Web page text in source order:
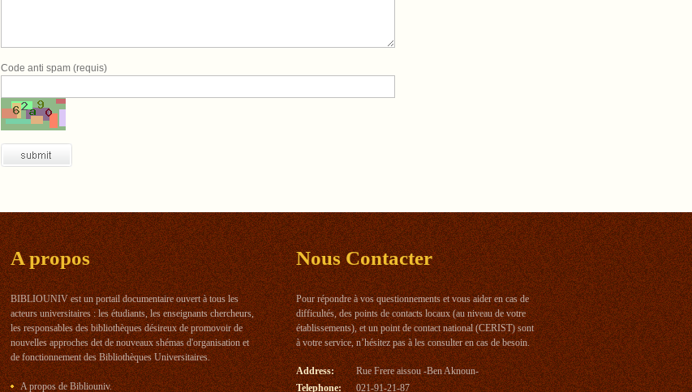
Code anti spam (requis)
A propos
BIBLIOUNIV est un portail documentaire ouvert à tous les
acteurs universitaires : les étudiants, les enseignants chercheurs,
les responsables des bibliothèques désireux de promovoir de
nouvelles approches det de nouveaux shémas d'organisation et
de fonctionnement des Bibliothèques Universitaires.
A propos de Bibliouniv.
NousContacter
Pour répondre à vos questionnements et vous aider en cas de
difficultés, des points de contacts locaux (au niveau de votre
établissements), et un point de contact national (CERIST) sont
à votre service, n’hésitez pas à les consulter en cas de besoin.
Address:
Rue Frere aissou -Ben Aknoun-
Telephone:
021-91-21-87